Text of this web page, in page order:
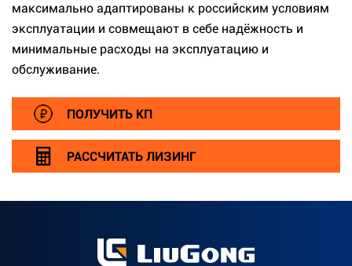
максимально адаптированы к российским условиям
эксплуатации и совмещают в себе надёжность и
минимальные расходы на эксплуатацию и
обслуживание.
ПОЛУЧИТЬ КП
РАССЧИТАТЬ ЛИЗИНГ